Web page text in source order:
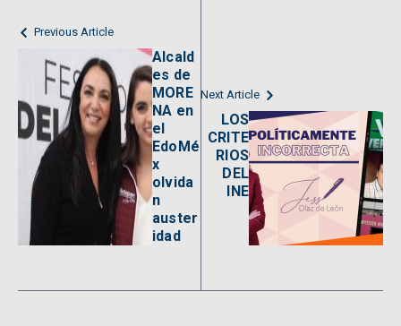
Previous Article
Alcald
es de
MORE
NA en
el
EdoMé
x
olvida
n
auster
idad
Next Article
LOS
CRITE
RIOS
DEL
INE